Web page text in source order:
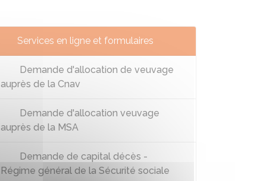
Services en ligne et formulaires
Demande d'allocation de veuvage
auprès de la Cnav
Demande d'allocation veuvage
auprès de la MSA
Demande de capital décès -
Régime général de la Sécurité sociale